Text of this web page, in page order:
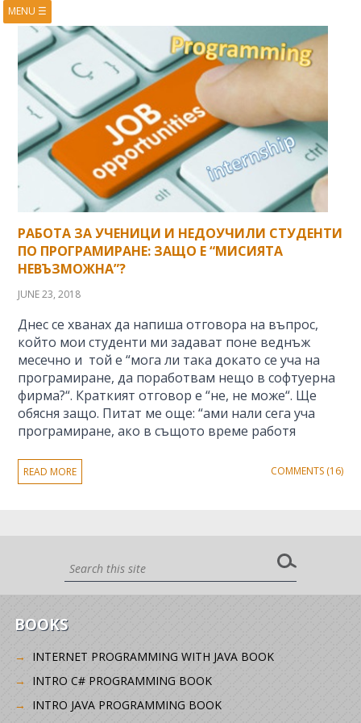
MENU ☰
HOME
COURSES
VIDEOS
RESEARCH
PUBLICATIONS
CONTACTS
RSS FEED
РАБОТА ЗА УЧЕНИЦИ И НЕДОУЧИЛИ СТУДЕНТИ
ПО ПРОГРАМИРАНЕ: ЗАЩО Е “МИСИЯТА
НЕВЪЗМОЖНА”?
JUNE 23, 2018
Днес се хванах да напиша отговора на въпрос,
който мои студенти ми задават поне веднъж
месечно и той е “мога ли така докато се уча на
програмиране, да поработвам нещо в софтуерна
фирма?“. Краткият отговор е “не, не може“. Ще
обясня защо. Питат ме още: “ами нали сега уча
програмиране, ако в същото време работя
READ MORE COMMENTS (16)
BOOKS
INTERNET PROGRAMMING WITH JAVA BOOK
INTRO C# PROGRAMMING BOOK
INTRO JAVA PROGRAMMING BOOK